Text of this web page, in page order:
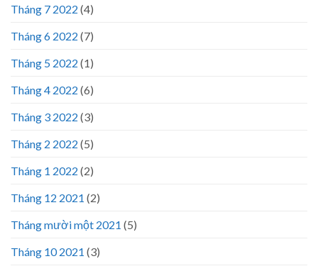
Tháng 7 2022 (4)
Tháng 6 2022 (7)
Tháng 5 2022 (1)
Tháng 4 2022 (6)
Tháng 3 2022 (3)
Tháng 2 2022 (5)
Tháng 1 2022 (2)
Tháng 12 2021 (2)
Tháng mười một 2021 (5)
Tháng 10 2021 (3)